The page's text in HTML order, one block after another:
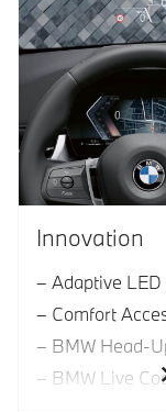
Innovation
Adaptive
Comfort
BMW Head-
BMW Live